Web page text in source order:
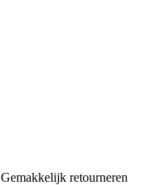
Gemakkelijk retourneren